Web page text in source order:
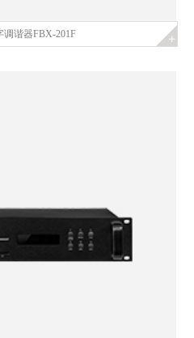
谐器FBX-201F